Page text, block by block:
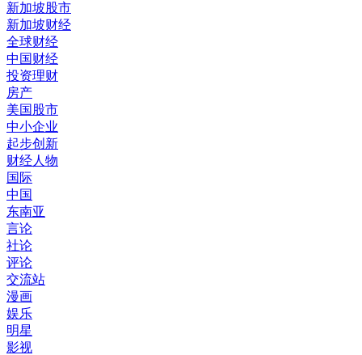
新加坡股市
新加坡财经
全球财经
中国财经
投资理财
房产
美国股市
中小企业
起步创新
财经人物
国际
中国
东南亚
言论
社论
评论
交流站
漫画
娱乐
明星
影视